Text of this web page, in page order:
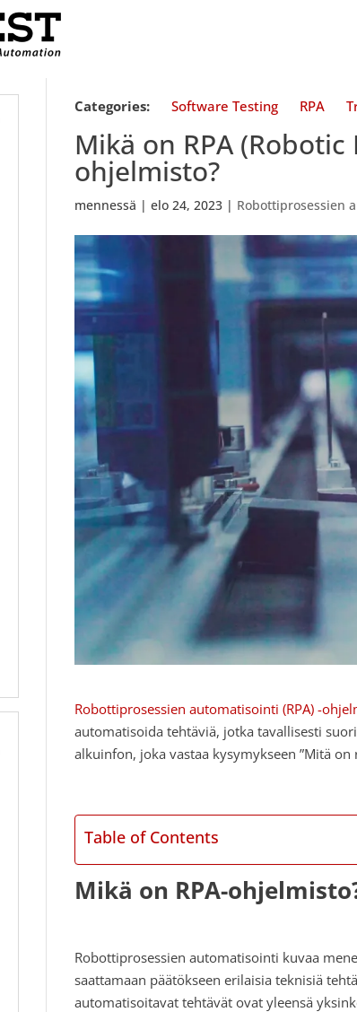
Categories: Software Testing RPA
Mikä on RPA
ohjelmisto?
mennessä |elo 24, 2023 | Robottiprosessien
Robottiprosessien automatisointi (RPA) -
automatisoida tehtäviä, jotka tavallisesti
alkuinfon, joka vastaa kysymykseen ”Mitä
Table of Contents
Mikä on RPA-
Robottiprosessien automatisointi kuvaa
saattamaan päätökseen erilaisia teknisiä
automatisoitavat tehtävät ovat yleensä